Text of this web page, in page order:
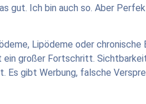
gut. Ich bin auch so. Aber
Lipödeme oder chronische
ein großer Fortschritt.
gibt Werbung, falsche